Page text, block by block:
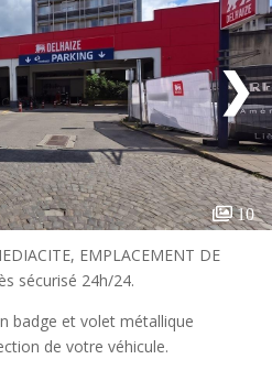
❯
10
EMPLACEMENT DE
sécurisé 24h/24.
badge et volet métallique
de votre véhicule.